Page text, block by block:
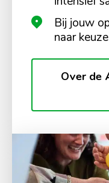
Bij jouw
naar keuze
Over de